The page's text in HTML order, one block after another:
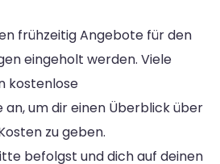
frühzeitig Angebote für den
eingeholt werden. Viele
kostenlose
um dir einen Überblick über
zu geben.
befolgst und dich auf deinen